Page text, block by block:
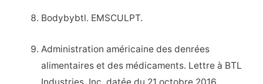
Bodybybtl. EMSCULPT.
Administration américaine des denrées
alimentaires et des médicaments. Lettre à BTL